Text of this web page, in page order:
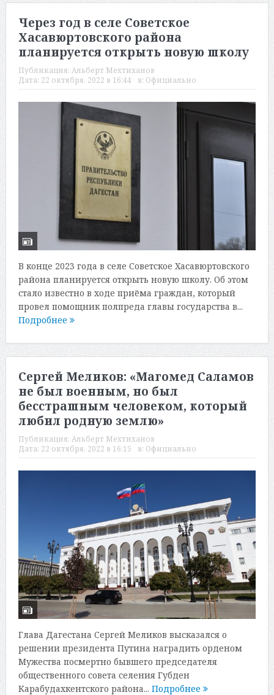
Через год в селе Советское
Хасавюртовского района
планируется открыть новую школу
Публикация: Альберт Мехтиханов
Дата: 22 октября, 2022 в 16:44 в: Официально
В конце 2023 года в селе Советское Хасавюртовского
района планируется открыть новую школу. Об этом
стало известно в ходе приёма граждан, который
провел помощник полпреда главы государства в...
Подробнее
Сергей Меликов: «Магомед Саламов
не был военным, но был
бесстрашным человеком, который
любил родную землю»
Публикация: Альберт Мехтиханов
Дата: 22 октября, 2022 в 16:15 в: Официально
Глава Дагестана Сергей Меликов высказался о
решении президента Путина наградить орденом
Мужества посмертно бывшего председателя
общественного совета селения Губден
Карабудахкентского района... Подробнее